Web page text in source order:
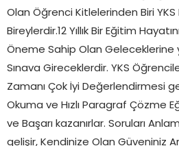
Olan Öğrenci Kitlelerinden Biri YKS
Bireylerdir.12 Yıllık Bir Eğitim
Öneme Sahip Olan Geleceklerine
Sınava Gireceklerdir. YKS
Zamanı Çok İyi Değerlendirmesi
Okuma ve Hızlı Paragraf Çözme
ve Başarı kazanırlar. Soruları
gelişir, Kendinize Olan Güveniniz